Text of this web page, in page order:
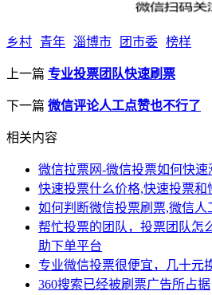
乡村 青年 淄博市 团市委 榜样
上一篇 专业投票团队快速刷票
下一篇 微信评论人工点赞也不行了
相关内容
微信拉票网-微信投票如何快
快速投票什么价格,快速投票和
如何判断微信投票刷票,微信
帮忙投票的团队，投票团队怎
助下单平台
专业微信投票很便宜，几十元
360搜索已经被刷票广告所占据